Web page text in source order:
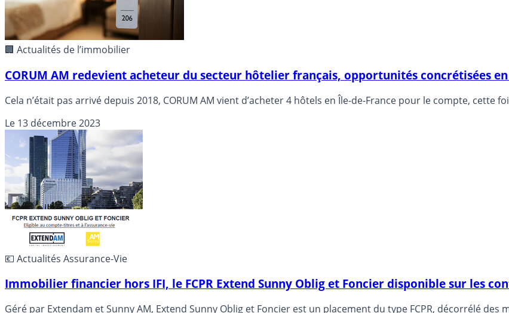
🏢 Actualités de l’immobilier
CORUM AM redevient acheteur du secteur hôtelier français, opportunités concrétisées en
Cela n’était pas arrivé depuis 2018, CORUM AM vient d’acheter 4 hôtels en
Le 13 décembre 2023
💶 Actualités Assurance-Vie
Immobilier financier hors IFI, le FCPR Extend Sunny Oblig et Foncier disponible sur les
Géré par Extendam et Sunny AM, Extend Sunny Oblig et Foncier est un placement du type FCPR, décorrélé